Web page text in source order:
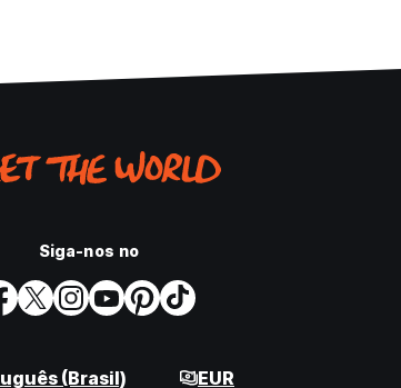
Siga-nos no
(Brasil) EUR